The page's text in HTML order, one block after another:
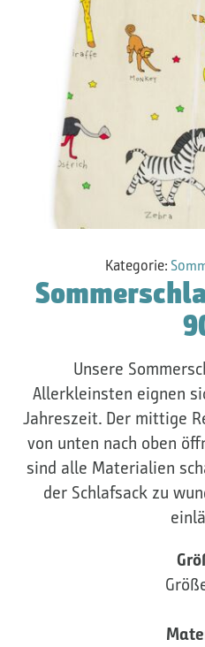
Kategorie:
Unsere
Allerkleinsten eignen
Jahreszeit. Der mittige
von unten nach oben
sind alle Materialien
der Schlafsack zu